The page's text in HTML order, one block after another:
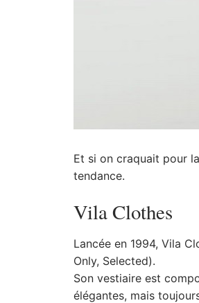
Et si on craquait pour
tendance.
Vila Clothes
Lancée en 1994, Vila
Only, Selected).
Son vestiaire est
élégantes, mais